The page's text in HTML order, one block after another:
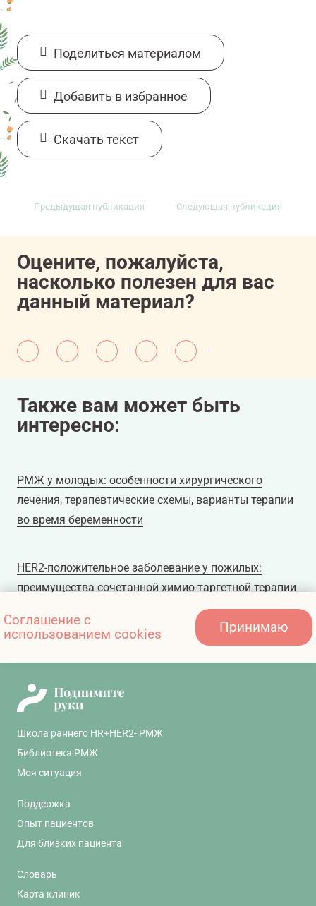
Поделиться материалом
Добавить в избранное
Cкачать текст
Предыдущая публикация Следующая публикация
Оцените, пожалуйста,
насколько полезен для вас
данный материал?
Также вам может быть
интересно:
РМЖ у молодых: особенности хирургического
лечения, терапевтические схемы, варианты терапии
во время беременности
HER2-положительное заболевание у пожилых:
преимущества сочетанной химио-таргетной терапии
Иммунотерапия: что это и кому она показана
Школа раннего HR+HER2- РМЖ
Библиотека РМЖ
Моя ситуация
Поддержка
Опыт пациентов
Для близких пациента
Словарь
Карта клиник
Соглашение с
использованием cookies
Принимаю